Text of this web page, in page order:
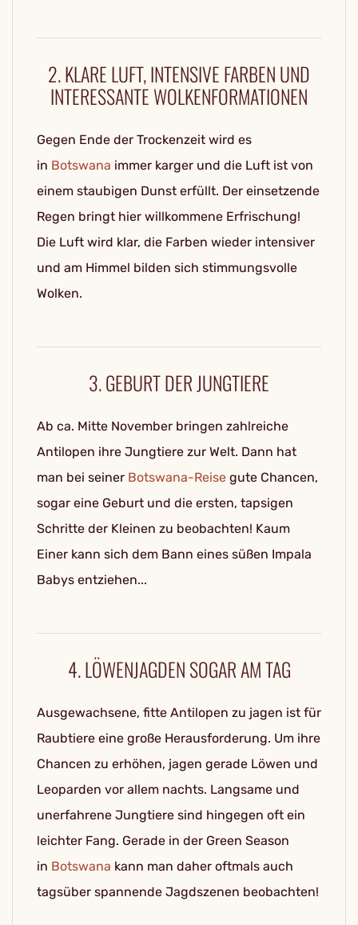
2. KLARE LUFT, INTENSIVE FARBEN UND
INTERESSANTE WOLKENFORMATIONEN
Gegen Ende der Trockenzeit wird es
in Botswana immer karger und die Luft ist von
einem staubigen Dunst erfüllt. Der einsetzende
Regen bringt hier willkommene Erfrischung!
Die Luft wird klar, die Farben wieder intensiver
und am Himmel bilden sich stimmungsvolle
Wolken.
3. GEBURT DER JUNGTIERE
Ab ca. Mitte November bringen zahlreiche
Antilopen ihre Jungtiere zur Welt. Dann hat
man bei seiner Botswana-Reise gute Chancen,
sogar eine Geburt und die ersten, tapsigen
Schritte der Kleinen zu beobachten! Kaum
Einer kann sich dem Bann eines süßen Impala
Babys entziehen...
4. LÖWENJAGDEN SOGAR AM TAG
Ausgewachsene, fitte Antilopen zu jagen ist für
Raubtiere eine große Herausforderung. Um ihre
Chancen zu erhöhen, jagen gerade Löwen und
Leoparden vor allem nachts. Langsame und
unerfahrene Jungtiere sind hingegen oft ein
leichter Fang. Gerade in der Green Season
in Botswana kann man daher oftmals auch
tagsüber spannende Jagdszenen beobachten!